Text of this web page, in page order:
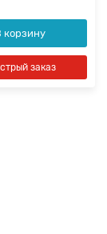
корзину
заказ